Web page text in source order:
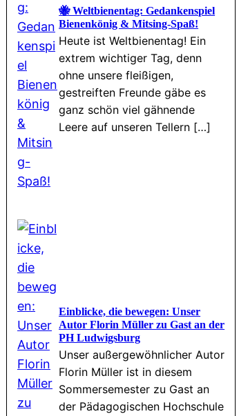
🐝 Weltbienentag: Gedankenspiel
Bienenkönig & Mitsing-Spaß!
Heute ist Weltbienentag! Ein
extrem wichtiger Tag, denn
ohne unsere fleißigen,
gestreiften Freunde gäbe es
ganz schön viel gähnende
Leere auf unseren Tellern […]
Einblicke, die bewegen: Unser
Autor Florin Müller zu Gast an der
PH Ludwigsburg
Unser außergewöhnlicher Autor
Florin Müller ist in diesem
Sommersemester zu Gast an
der Pädagogischen Hochschule